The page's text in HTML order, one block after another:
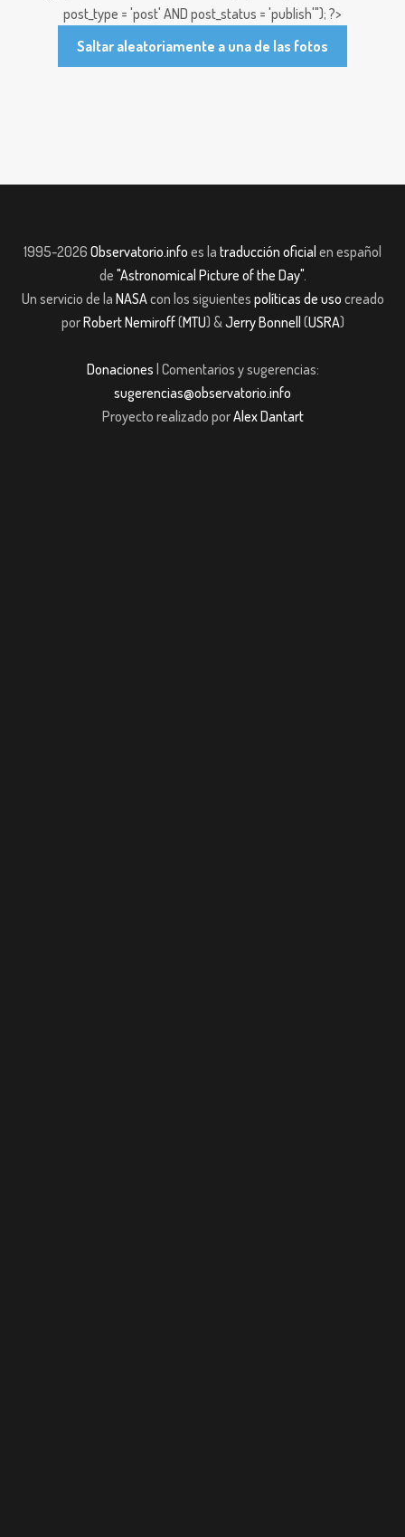
post_type = 'post' AND post_status = 'publish'"); ?>
Saltar aleatoriamente a una de las fotos
1995-2026 Observatorio.info es la traducción oficial en español
de "Astronomical Picture of the Day".
Un servicio de la NASAcon los siguientes políticas de uso creado
porRobert Nemiroff(MTU) &Jerry Bonnell (USRA)
Donaciones | Comentarios y sugerencias:
sugerencias@observatorio.info
Proyecto realizado porAlex Dantart